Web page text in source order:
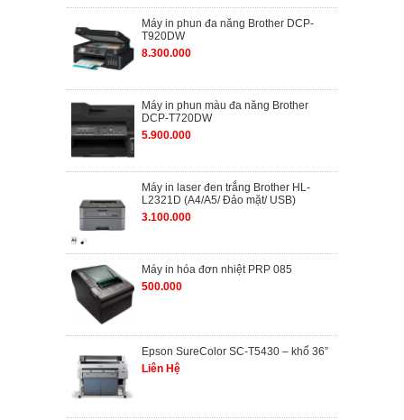
Máy in phun đa năng Brother DCP-
T920DW
8.300.000
Máy in phun màu đa năng Brother
DCP-T720DW
5.900.000
Máy in laser đen trắng Brother HL-
L2321D (A4/A5/ Đảo mặt/ USB)
3.100.000
Máy in hóa đơn nhiệt PRP 085
500.000
Epson SureColor SC-T5430 – khổ 36”
Liên Hệ